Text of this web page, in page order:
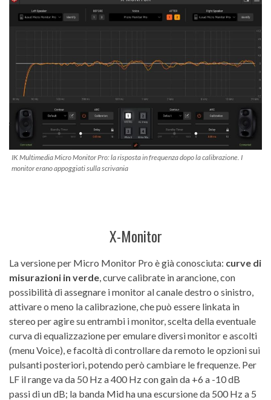
IK Multimedia Micro Monitor Pro: la risposta in frequenza dopo la calibrazione. I
monitor erano appoggiati sulla scrivania
X-Monitor
La versione per Micro Monitor Pro è già conosciuta: curve di
misurazioni in verde , curve calibrate in arancione, con
possibilità di assegnare i monitor al canale destro o sinistro,
attivare o meno la calibrazione, che può essere linkata in
stereo per agire su entrambi i monitor, scelta della eventuale
curva di equalizzazione per emulare diversi monitor e ascolti
(menu Voice), e facoltà di controllare da remoto le opzioni sui
pulsanti posteriori, potendo però cambiare le frequenze. Per
LF il range va da 50 Hz a 400 Hz con gain da +6 a -10 dB
passi di un dB; la banda Mid ha una escursione da 500 Hz a 5